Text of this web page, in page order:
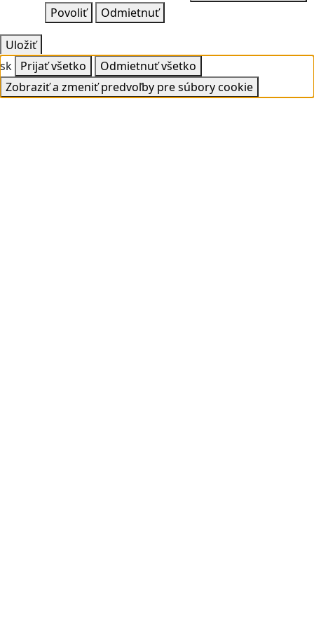
Povoliť
Odmietnuť
Uložiť
sk Prijať všetko
Odmietnuť všetko
Zobraziť a zmeniť predvoľby pre súbory cookie